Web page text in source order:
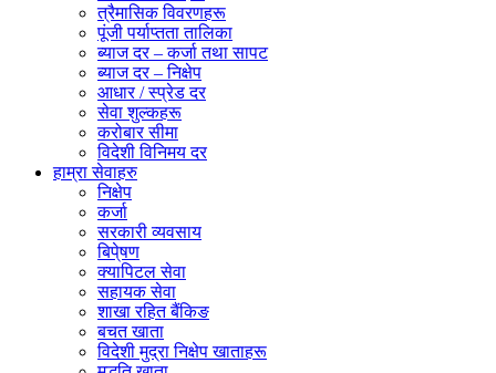
त्रैमासिक विवरणहरू
पूंजी पर्याप्तता तालिका
ब्याज दर – कर्जा तथा सापट
ब्याज दर – निक्षेप
आधार / स्प्रेड दर
सेवा शुल्कहरू
करोबार सीमा
विदेशी विनिमय दर
हाम्रा सेवाहरु
निक्षेप
कर्जा
सरकारी व्यवसाय
बिपे्षण
क्यापिटल सेवा
सहायक सेवा
शाखा रहित बैंकिङ
बचत खाता
विदेशी मुद्रा निक्षेप खाताहरू